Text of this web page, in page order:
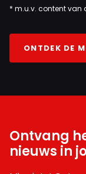
* m.u.v. content van
ONTDEK DE
Ontvang
nieuws in